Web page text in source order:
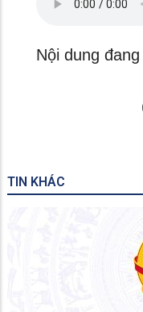
Nội dung
TIN KHÁC